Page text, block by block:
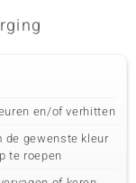
en/of verhitten
de gewenste kleur
te roepen